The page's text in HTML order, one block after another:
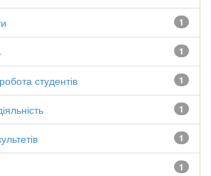
1
1
1
студентів
1
1
1